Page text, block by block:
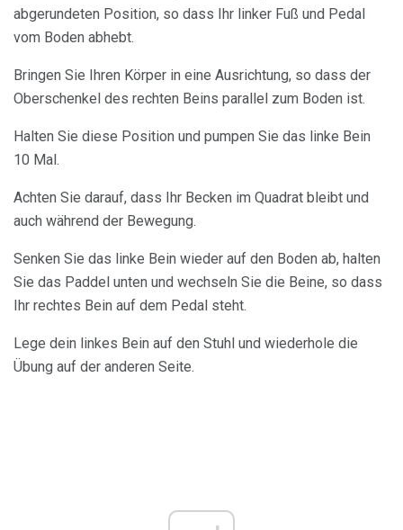
abgerundeten Position, so dass Ihr linker Fuß und Pedal
vom Boden abhebt.
Bringen Sie Ihren Körper in eine Ausrichtung, so dass der
Oberschenkel des rechten Beins parallel zum Boden ist.
Halten Sie diese Position und pumpen Sie das linke Bein
10 Mal.
Achten Sie darauf, dass Ihr Becken im Quadrat bleibt und
auch während der Bewegung.
Senken Sie das linke Bein wieder auf den Boden ab, halten
Sie das Paddel unten und wechseln Sie die Beine, so dass
Ihr rechtes Bein auf dem Pedal steht.
Lege dein linkes Bein auf den Stuhl und wiederhole die
Übung auf der anderen Seite.